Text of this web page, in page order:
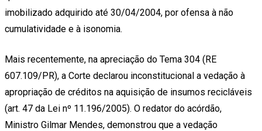
imobilizado adquirido até 30/04/2004, por ofensa à não
cumulatividade e à isonomia.
Mais recentemente, na apreciação do Tema 304 (RE
607.109/PR), a Corte declarou inconstitucional a vedação à
apropriação de créditos na aquisição de insumos recicláveis
(art. 47 da Lei nº 11.196/2005). O redator do acórdão,
Ministro Gilmar Mendes, demonstrou que a vedação